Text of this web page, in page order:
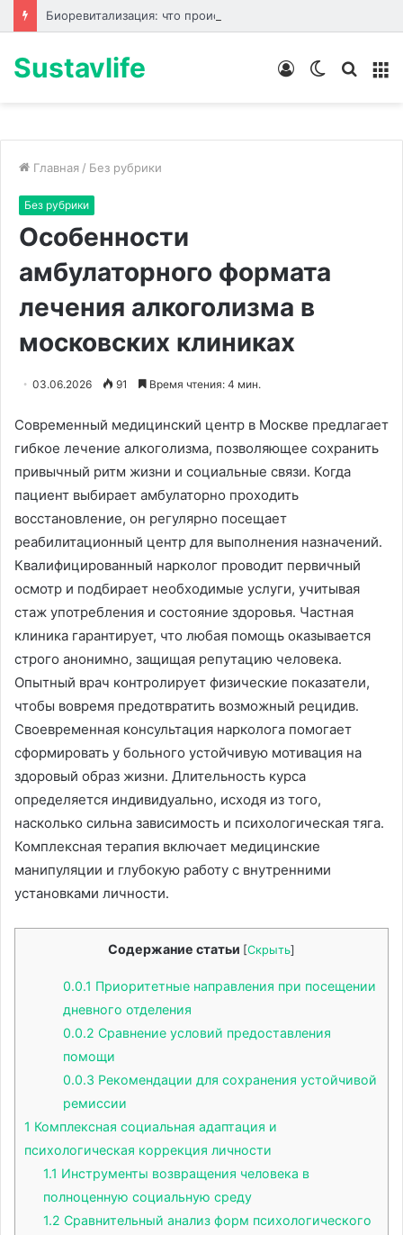
Sustavlife
Switch
Войти
Главная / Без рубрики
Без рубрики
Особенности
амбулаторного формата
лечения алкоголизма в
московских клиниках
03.06.2026 91 Время чтения: 4 мин.
Современный медицинский центр в Москве предлагает
гибкое лечение алкоголизма, позволяющее сохранить
привычный ритм жизни и социальные связи․ Когда
пациент выбирает амбулаторно проходить
восстановление, он регулярно посещает
реабилитационный центр для выполнения назначений․
Квалифицированный нарколог проводит первичный
осмотр и подбирает необходимые услуги, учитывая
стаж употребления и состояние здоровья․ Частная
клиника гарантирует, что любая помощь оказывается
строго анонимно, защищая репутацию человека․
Опытный врач контролирует физические показатели,
чтобы вовремя предотвратить возможный рецидив․
Своевременная консультация нарколога помогает
сформировать у больного устойчивую мотивация на
здоровый образ жизни․ Длительность курса
определяется индивидуально, исходя из того,
насколько сильна зависимость и психологическая тяга․
Комплексная терапия включает медицинские
манипуляции и глубокую работу с внутренними
установками личности․
Содержание статьи [Скрыть]
0.0.1 Приоритетные направления при посещении
дневного отделения
0.0.2 Сравнение условий предоставления
помощи
0.0.3 Рекомендации для сохранения устойчивой
ремиссии
1 Комплексная социальная адаптация и
психологическая коррекция личности
1.1 Инструменты возвращения человека в
полноценную социальную среду
1.2 Сравнительный анализ форм психологического